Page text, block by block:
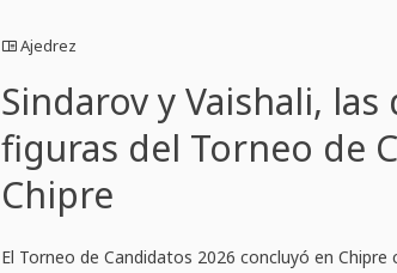
Ajedrez
Sindarov y Vaishali,
figuras del Torneo de
Chipre
El Torneo de Candidatos 2026 concluyó en